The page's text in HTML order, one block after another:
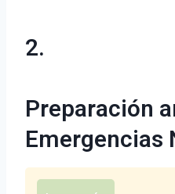
2.
Preparación
Emergencias